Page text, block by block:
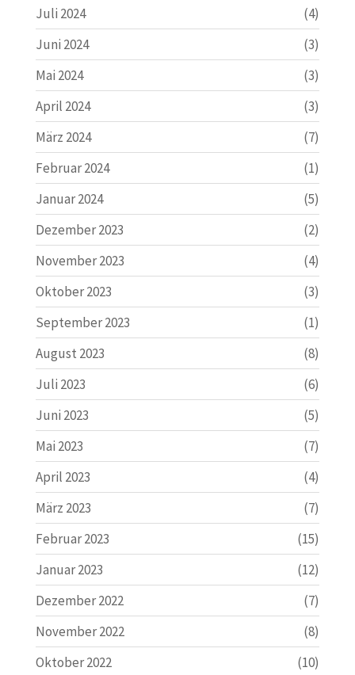
Juli 2024
(4)
Juni 2024
(3)
Mai 2024
(3)
April 2024
(3)
März 2024
(7)
Februar 2024
(1)
Januar 2024
(5)
Dezember 2023
(2)
November 2023
(4)
Oktober 2023
(3)
September 2023
(1)
August 2023
(8)
Juli 2023
(6)
Juni 2023
(5)
Mai 2023
(7)
April 2023
(4)
März 2023
(7)
Februar 2023
(15)
Januar 2023
(12)
Dezember 2022
(7)
November 2022
(8)
Oktober 2022
(10)